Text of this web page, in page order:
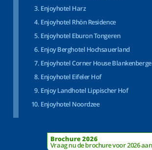
Enjoyhotel Harz
Enjoyhotel Rhön Residence
Enjoyhotel Eburon Tongeren
Enjoy Berghotel Hochsauerland
Enjoyhotel Corner House Blankenberge
Enjoyhotel Eifeler Hof
Enjoy Landhotel Lippischer Hof
Enjoyhotel Noordzee
Brochure 2026
Vraag nu de brochure voor 2026